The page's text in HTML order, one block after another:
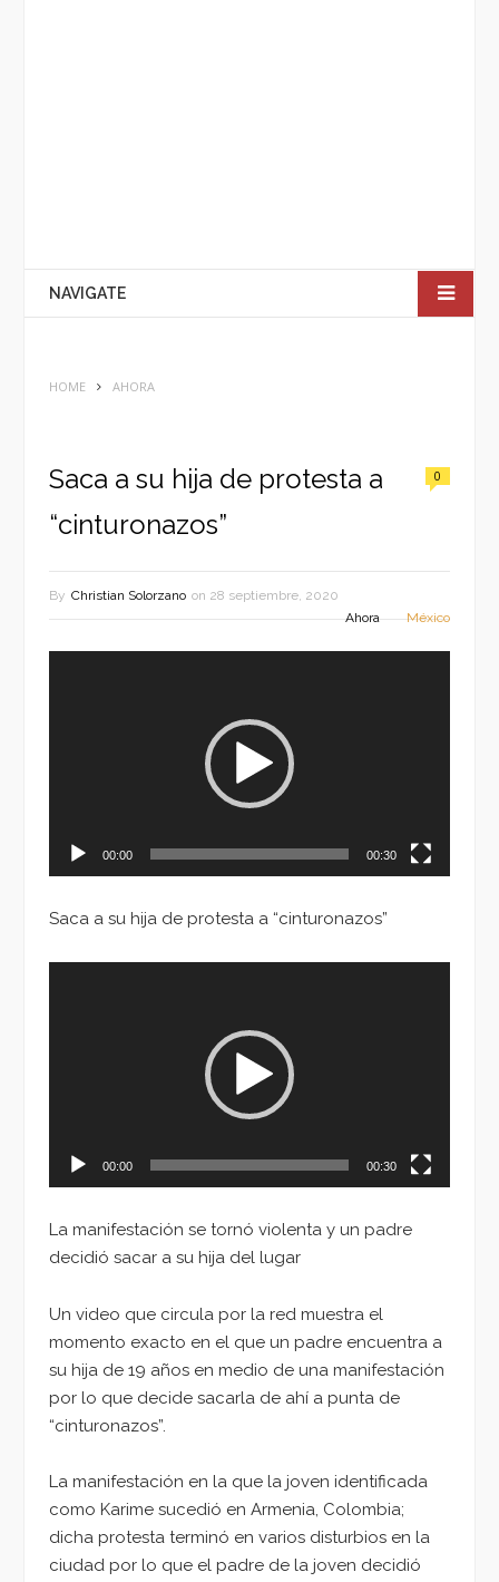
NAVIGATE
HOME AHORA
Saca a su hija de protesta a
“cinturonazos”
0
By Christian Solorzano on 28 septiembre, 2020
Ahora
México
00:00 00:30
Saca a su hija de protesta a “cinturonazos”
00:00 00:30
La manifestación se tornó violenta y un padre
decidió sacar a su hija del lugar
Un video que circula por la red muestra el
momento exacto en el que un padre encuentra a
su hija de 19 años en medio de una manifestación
por lo que decide sacarla de ahí a punta de
“cinturonazos”.
La manifestación en la que la joven identificada
como Karime sucedió en Armenia, Colombia;
dicha protesta terminó en varios disturbios en la
ciudad por lo que el padre de la joven decidió